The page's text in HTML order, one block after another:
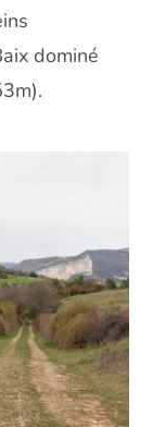
dominé